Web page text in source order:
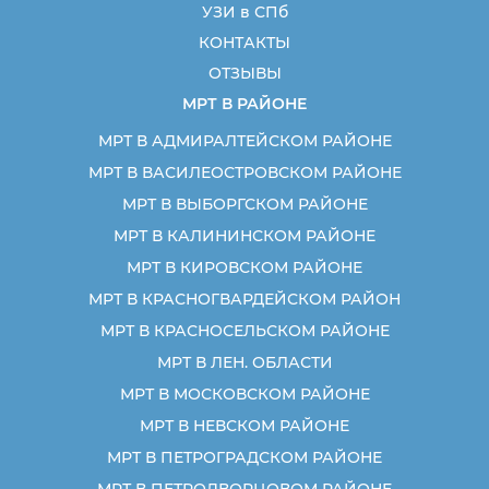
УЗИ в СПб
КОНТАКТЫ
ОТЗЫВЫ
МРТ В РАЙОНЕ
МРТ В АДМИРАЛТЕЙСКОМ РАЙОНЕ
МРТ В ВАСИЛЕОСТРОВСКОМ РАЙОНЕ
МРТ В ВЫБОРГСКОМ РАЙОНЕ
МРТ В КАЛИНИНСКОМ РАЙОНЕ
МРТ В КИРОВСКОМ РАЙОНЕ
МРТ В КРАСНОГВАРДЕЙСКОМ РАЙОН
МРТ В КРАСНОСЕЛЬСКОМ РАЙОНЕ
МРТ В ЛЕН. ОБЛАСТИ
МРТ В МОСКОВСКОМ РАЙОНЕ
МРТ В НЕВСКОМ РАЙОНЕ
МРТ В ПЕТРОГРАДСКОМ РАЙОНЕ